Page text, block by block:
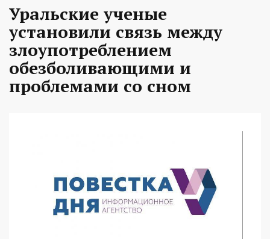
Уральские ученые
установили связь между
злоупотреблением
обезболивающими и
проблемами со сном